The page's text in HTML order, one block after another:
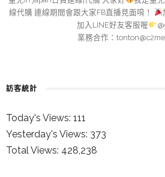
線代購 連線期間會跟大家FB直播見面唷！
加入LINE好友客服喔
業務合作：
訪客統計
Today's Views: 111
Yesterday's Views: 373
Total Views: 428,238